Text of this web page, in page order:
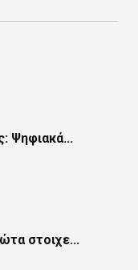
Ψηφιακά...
στοιχε...